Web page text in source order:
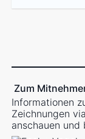
Zum
Informationen
Zeichnungen via
anschauen und